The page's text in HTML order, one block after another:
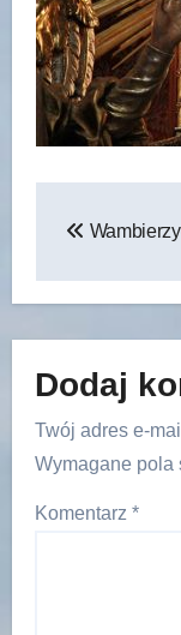
Dodaj
Twój adres e-
Wymagane pola
Komentarz *